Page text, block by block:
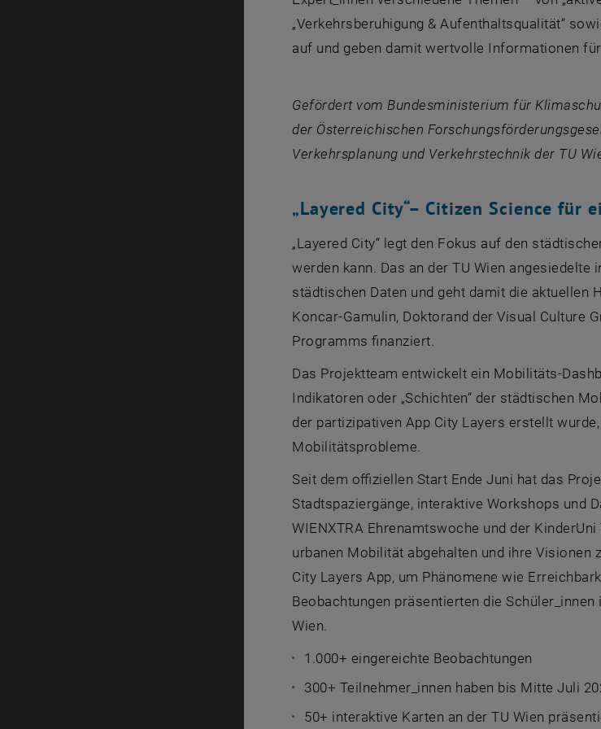
„Verkehrsberuhigung & Aufenthaltsqualität“
auf und geben damit wertvolle Informationen
Gefördert vom Bundesministerium für
der Österreichischen
Verkehrsplanung und Verkehrstechnik der TU
„Layered City“– Citizen Science für
„Layered City“ legt den Fokus auf den
werden kann. Das an der TU Wien
städtischen Daten und geht damit die
Koncar-Gamulin, Doktorand derVisual Culture
Programms finanziert.
Das Projektteam entwickelt ein Mobilitäts-
Indikatoren oder „Schichten“ der städtischen
der partizipativen App City Layers erstellt
Mobilitätsprobleme.
Seit dem offiziellen Start Ende Juni hat das
Stadtspaziergänge, interaktive Workshops und
WIENXTRA Ehrenamtswoche und der KinderUni
urbanen Mobilität abgehalten und ihre Visionen
City Layers App, um Phänomene wie
Beobachtungen präsentierten die
Wien.
1.000+ eingereichte Beobachtungen
300+ Teilnehmer_innen haben bis Mitte Juli
50+ interaktive Karten an der TU Wien